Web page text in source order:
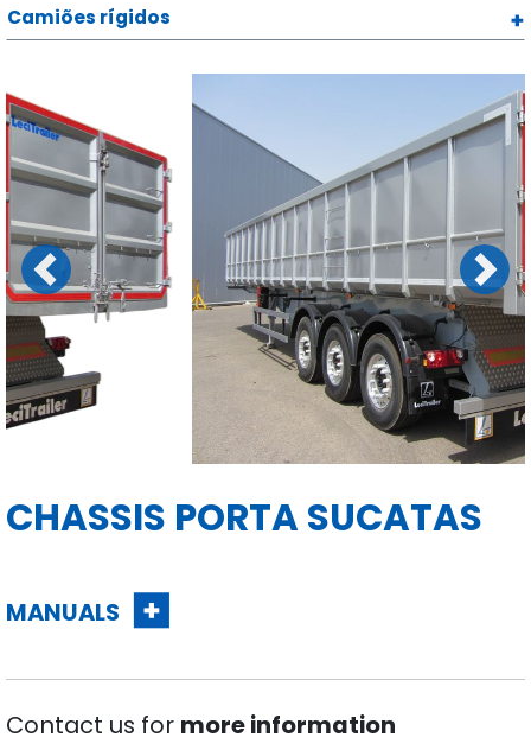
Camiões rígidos
Previous Next
CHASSIS PORTA SUCATAS
MANUALS
Contact us for more information